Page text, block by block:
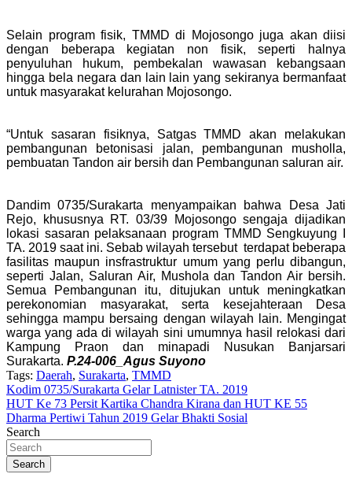
Selain program fisik, TMMD di Mojosongo juga akan diisi
dengan beberapa kegiatan non fisik, seperti halnya
penyuluhan hukum, pembekalan wawasan kebangsaan
hingga bela negara dan lain lain yang sekiranya bermanfaat
untuk masyarakat kelurahan Mojosongo.
“Untuk sasaran fisiknya, Satgas TMMD akan melakukan
pembangunan betonisasi jalan, pembangunan musholla,
pembuatan Tandon air bersih dan Pembangunan saluran air.
Dandim 0735/Surakarta menyampaikan bahwa Desa Jati
Rejo, khususnya RT. 03/39 Mojosongo sengaja dijadikan
lokasi sasaran pelaksanaan program TMMD Sengkuyung I
TA. 2019 saat ini. Sebab wilayah tersebut terdapat beberapa
fasilitas maupun insfrastruktur umum yang perlu dibangun,
seperti Jalan, Saluran Air, Mushola dan Tandon Air bersih.
Semua Pembangunan itu, ditujukan untuk meningkatkan
perekonomian masyarakat, serta kesejahteraan Desa
sehingga mampu bersaing dengan wilayah lain. Mengingat
warga yang ada di wilayah sini umumnya hasil relokasi dari
Kampung Praon dan minapadi Nusukan Banjarsari
Surakarta. P.24-006_ Agus Suyono
Tags: Daerah, Surakarta, TMMD
Navigasi
pos
Kodim 0735/Surakarta Gelar Latnister TA. 2019
HUT Ke 73 Persit Kartika Chandra Kirana dan HUT KE 55
Dharma Pertiwi Tahun 2019 Gelar Bhakti Sosial
Search
Search